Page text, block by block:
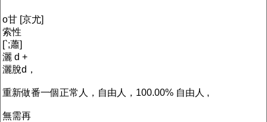
o甘 [京尤]
索性
[`;蕭]
灑 d +
灑脫d，
重新做番一個正常人，自由人，100.00% 自由人 ,
無需再